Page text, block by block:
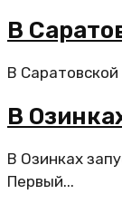
В
В
В
В Озинках
Первый...